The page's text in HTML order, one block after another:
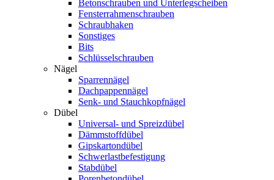
Betonschrauben und Unterlegscheiben
Fensterrahmenschrauben
Schraubhaken
Sonstiges
Bits
Schlüsselschrauben
Nägel
Sparrennägel
Dachpappennägel
Senk- und Stauchkopfnägel
Dübel
Universal- und Spreizdübel
Dämmstoffdübel
Gipskartondübel
Schwerlastbefestigung
Stabdübel